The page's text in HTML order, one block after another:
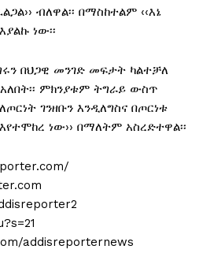
ብለዋል፡፡ በማስከተልም ‹‹እኔ
ነው፡፡
በህጋዊ መንገድ መፍታት ካልተቻለ
ምክንያቱም ትግራይ ውስጥ
ገንዘቡን እንዲለግስና በጦርነቱ
ነው›› በማለትም አስረድተዋል፡፡
addisreporternews